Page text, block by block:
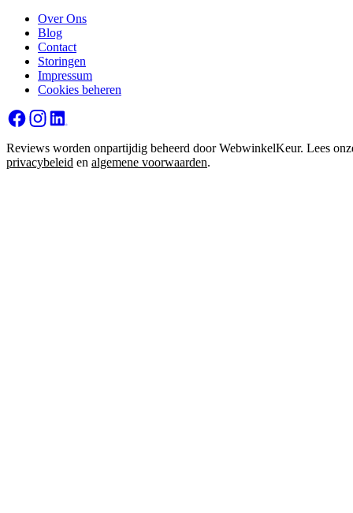
Over Ons
Blog
Contact
Storingen
Impressum
Cookies beheren
Reviews worden onpartijdig beheerd door WebwinkelKeur. Lees
privacybeleid en algemene voorwaarden.